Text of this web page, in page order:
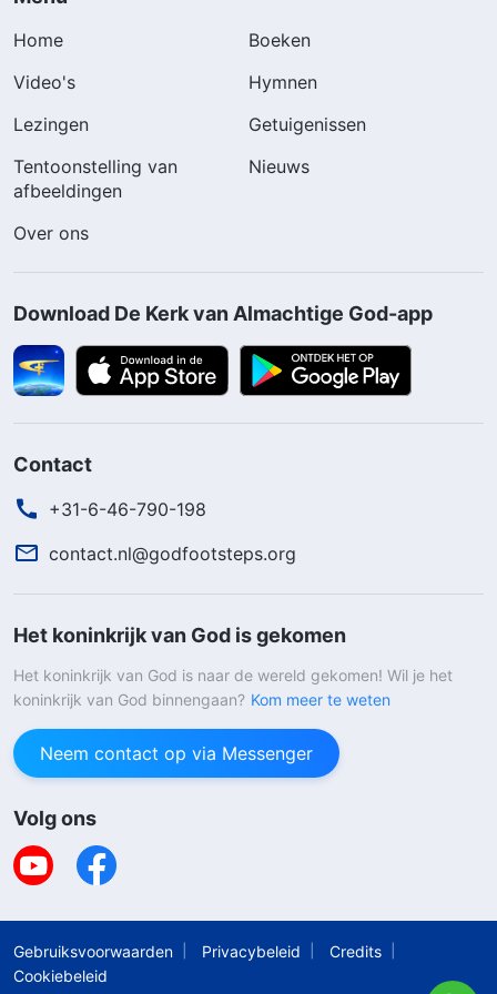
Home
Boeken
Video's
Hymnen
Lezingen
Getuigenissen
Tentoonstelling van
afbeeldingen
Nieuws
Over ons
Download De Kerk van Almachtige God-app
Contact
+31-6-46-790-198
contact.nl@godfootsteps.org
Het koninkrijk van God is gekomen
Het koninkrijk van God is naar de wereld gekomen! Wil je het
koninkrijk van God binnengaan? Kom meer te weten
Neem contact op via Messenger
Volg ons
Gebruiksvoorwaarden Privacybeleid
Credits
Cookiebeleid